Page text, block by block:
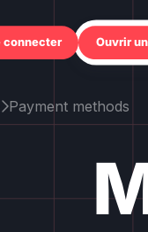
Se connecter
Payment methods